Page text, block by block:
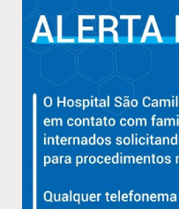
Hospital São Camilo – há
com qualidade,
Aracruz e região.